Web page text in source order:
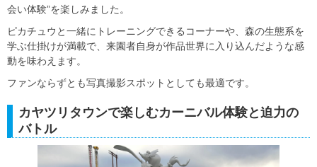
会い体験”を楽しみました。
ピカチュウと一緒にトレーニングできるコーナーや、森の生態系を
学ぶ仕掛けが満載で、来園者自身が作品世界に入り込んだような感
動を味わえます。
ファンならずとも写真撮影スポットとしても最適です。
カヤツリタウンで楽しむカーニバル体験と迫力の
バトル